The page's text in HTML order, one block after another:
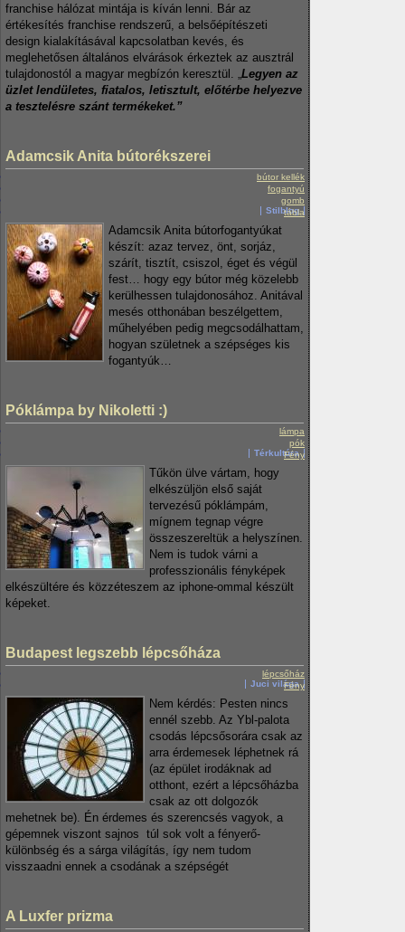
franchise hálózat mintája is kíván lenni. Bár az
értékesítés franchise rendszerű, a belsőépítészeti
design kialakításával kapcsolatban kevés, és
meglehetősen általános elvárások érkeztek az ausztrál
tulajdonostól a magyar megbízón keresztül. „ Legyen az
üzlet lendületes, fiatalos, letisztult, előtérbe helyezve
a tesztelésre szánt termékeket.”
Adamcsik Anita bútorékszerei
bútor kellék
fogantyú
gomb
tábla
Stilblog
Adamcsik Anita bútorfogantyúkat
készít: azaz tervez, önt, sorjáz,
szárít, tisztít, csiszol, éget és végül
fest… hogy egy bútor még közelebb
kerülhessen tulajdonosához. Anitával
mesés otthonában beszélgettem,
műhelyében pedig megcsodálhattam,
hogyan születnek a szépséges kis
fogantyúk…
Póklámpa by Nikoletti :)
lámpa
pók
Fény
Térkultúra
Tűkön ülve vártam, hogy
elkészüljön első saját
tervezésű póklámpám,
mígnem tegnap végre
összeszereltük a helyszínen.
Nem is tudok várni a
professzionális fényképek
elkészültére és közzéteszem az iphone-ommal készült
képeket.
Budapest legszebb lépcsőháza
lépcsőház
Fény
Juci világa
Nem kérdés: Pesten nincs
ennél szebb. Az Ybl-palota
csodás lépcsősorára csak az
arra érdemesek léphetnek rá
(az épület irodáknak ad
otthont, ezért a lépcsőházba
csak az ott dolgozók
mehetnek be). Én érdemes és szerencsés vagyok, a
gépemnek viszont sajnos túl sok volt a fényerő-
különbség és a sárga világítás, így nem tudom
visszaadni ennek a csodának a szépségét
A Luxfer prizma